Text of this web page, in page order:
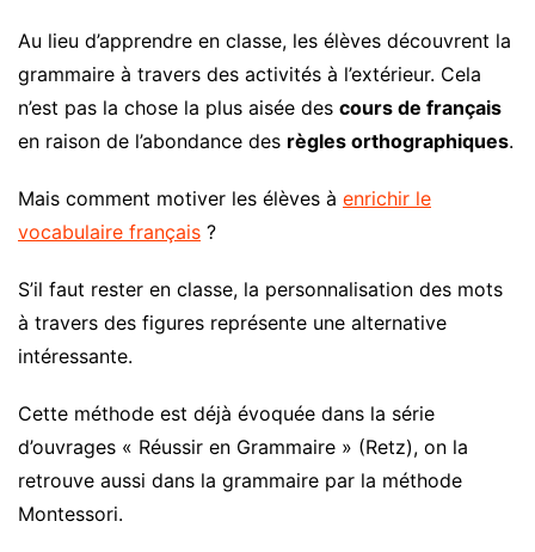
Au lieu d’apprendre en classe, les élèves découvrent la
grammaire à travers des activités à l’extérieur. Cela
n’est pas la chose la plus aisée des cours de français
en raison de l’abondance des règles orthographiques.
Mais comment motiver les élèves à enrichir le
vocabulaire français ?
S’il faut rester en classe, la personnalisation des mots
à travers des figures représente une alternative
intéressante.
Cette méthode est déjà évoquée dans la série
d’ouvrages « Réussir en Grammaire » (Retz), on la
retrouve aussi dans la grammaire par la méthode
Montessori.